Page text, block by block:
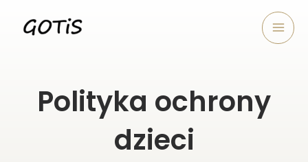
Polityka ochrony
dzieci